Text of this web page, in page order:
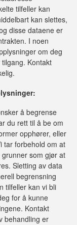
tilfeller kan
kan slettes,
disse dataene er
I noen
om deg
Kontakt
å begrense
du rett til å be om
opphører, eller
tar forbehold om at
som gjør at
Sletting av data
begrensning
tilfeller kan vi bli
for å kunne
Kontakt
behandling er